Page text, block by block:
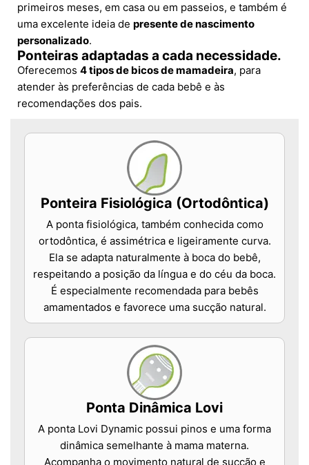
primeiros meses, em casa ou em passeios, e também é
uma excelente ideia de presente de nascimento
personalizado.
Ponteiras adaptadas a cada necessidade.
Oferecemos 4 tipos de bicos de mamadeira, para
atender às preferências de cada bebê e às
recomendações dos pais.
Ponteira Fisiológica (Ortodôntica)
A ponta fisiológica, também conhecida como
ortodôntica, é assimétrica e ligeiramente curva.
Ela se adapta naturalmente à boca do bebê,
respeitando a posição da língua e do céu da boca.
É especialmente recomendada para bebês
amamentados e favorece uma sucção natural.
Ponta Dinâmica Lovi
A ponta Lovi Dynamic possui pinos e uma forma
dinâmica semelhante à mama materna.
Acompanha o movimento natural de sucção e